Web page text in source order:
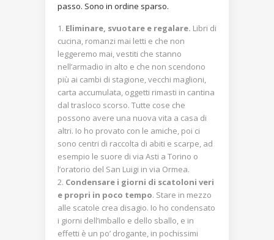
passo. Sono in ordine sparso.
Eliminare, svuotare e regalare. Libri di
cucina, romanzi mai letti e che non
leggeremo mai, vestiti che stanno
nell’armadio in alto e che non scendono
più ai cambi di stagione, vecchi maglioni,
carta accumulata, oggetti rimasti in cantina
dal trasloco scorso. Tutte cose che
possono avere una nuova vita a casa di
altri. Io ho provato con le amiche, poi ci
sono centri di raccolta di abiti e scarpe, ad
esempio le suore di via Asti a Torino o
l’oratorio del San Luigi in via Ormea.
Condensare i giorni di scatoloni veri
e propri in poco tempo. Stare in mezzo
alle scatole crea disagio. Io ho condensato
i giorni dell’imballo e dello sballo, e in
effetti è un po’ drogante, in pochissimi